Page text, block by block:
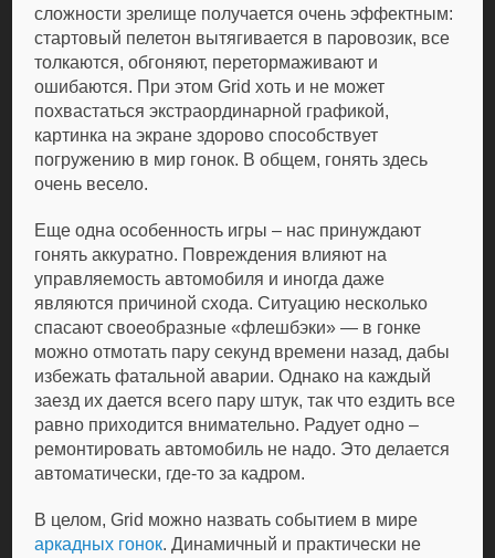
сложности зрелище получается очень эффектным:
стартовый пелетон вытягивается в паровозик, все
толкаются, обгоняют, перетормаживают и
ошибаются. При этом Grid хоть и не может
похвастаться экстраординарной графикой,
картинка на экране здорово способствует
погружению в мир гонок. В общем, гонять здесь
очень весело.
Еще одна особенность игры – нас принуждают
гонять аккуратно. Повреждения влияют на
управляемость автомобиля и иногда даже
являются причиной схода. Ситуацию несколько
спасают своеобразные «флешбэки» — в гонке
можно отмотать пару секунд времени назад, дабы
избежать фатальной аварии. Однако на каждый
заезд их дается всего пару штук, так что ездить все
равно приходится внимательно. Радует одно –
ремонтировать автомобиль не надо. Это делается
автоматически, где-то за кадром.
В целом, Grid можно назвать событием в мире
аркадных гонок. Динамичный и практически не